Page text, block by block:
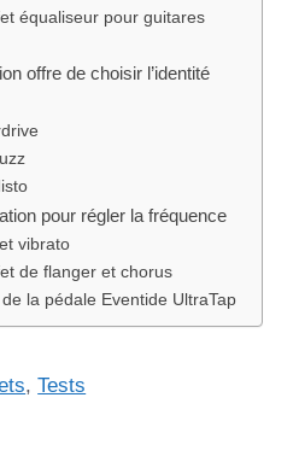
équaliseur pour guitares
offre de choisir l’identité
pour régler la fréquence
vibrato
de flanger et chorus
la pédale Eventide UltraTap
,Tests